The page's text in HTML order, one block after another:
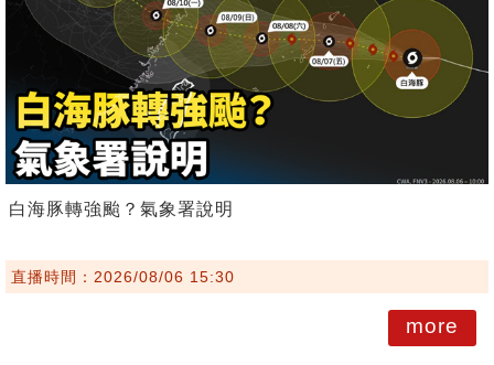
白海豚轉強颱？氣象署說明
直播時間：2026/08/06 15:30
more